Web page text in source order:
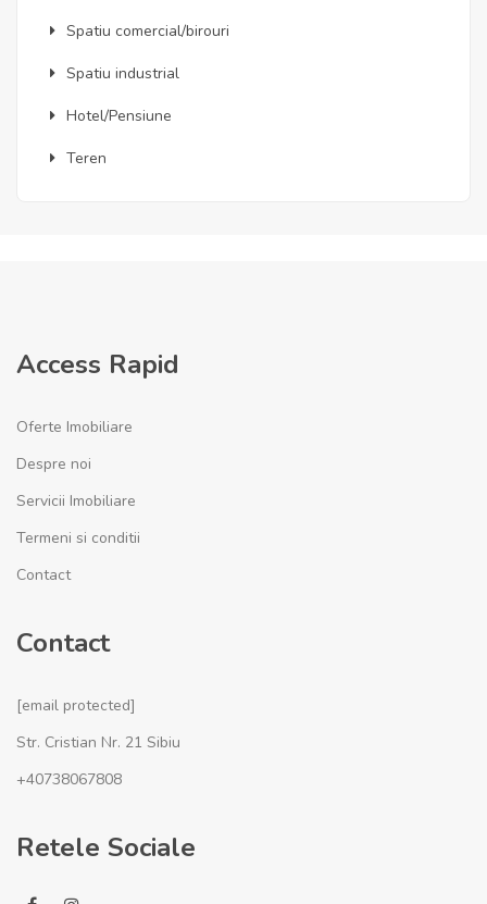
Spatiu comercial/birouri
Spatiu industrial
Hotel/Pensiune
Teren
Access Rapid
Oferte Imobiliare
Despre noi
Servicii Imobiliare
Termeni si conditii
Contact
Contact
[email protected]
Str. Cristian Nr. 21 Sibiu
+40738067808
Retele Sociale